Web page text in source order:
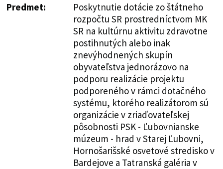
Predmet:
Poskytnutie dotácie zo štátneho
rozpočtu SR prostredníctvom MK
SR na kultúrnu aktivitu zdravotne
postihnutých alebo inak
znevýhodnených skupín
obyvateľstva jednorázovo na
podporu realizácie projektu
podporeného v rámci dotačného
systému, ktorého realizátorom sú
organizácie v zriaďovateľskej
pôsobnosti PSK - Ľubovnianske
múzeum - hrad v Starej Ľubovni,
Hornošarišské osvetové stredisko v
Bardejove a Tatranská galéria v